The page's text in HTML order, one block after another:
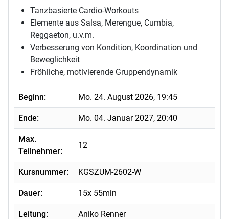
Tanzbasierte Cardio-Workouts
Elemente aus Salsa, Merengue, Cumbia,
Reggaeton, u.v.m.
Verbesserung von Kondition, Koordination und
Beweglichkeit
Fröhliche, motivierende Gruppendynamik
Beginn: Mo. 24. August 2026, 19:45
Ende: Mo. 04. Januar 2027, 20:40
Max.
Teilnehmer:
12
Kursnummer: KGSZUM-2602-W
Dauer: 15x 55min
Leitung: Aniko Renner